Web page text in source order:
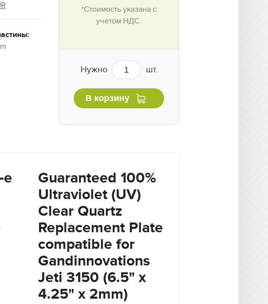
*Стоимость указана с
учётом НДС.
Нужно шт.
В корзину
е
Guaranteed 100%
Ultraviolet (UV)
Clear Quartz
Replacement Plate
compatible for
Gandinnovations
Jeti 3150 (6.5" x
4.25" x 2mm)